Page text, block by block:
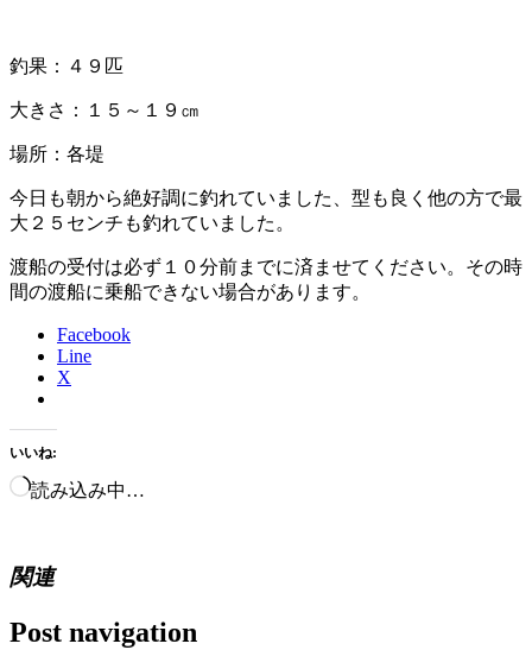
釣果：４９匹
大きさ：１５～１９㎝
場所：各堤
今日も朝から絶好調に釣れていました、型も良く他の方で最
大２５センチも釣れていました。
渡船の受付は必ず１０分前までに済ませてください。その時
間の渡船に乗船できない場合があります。
Facebook
Line
X
いいね:
読み込み中…
関連
Post navigation